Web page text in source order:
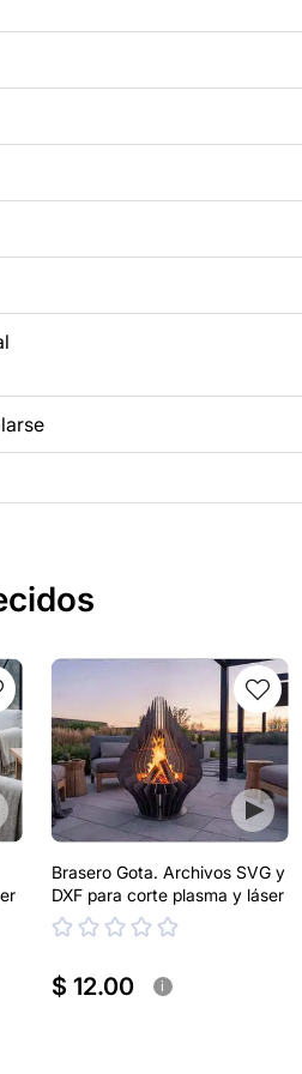
nosotros.
o necesitas ayuda, ponte en
siempre listos para ayudarte.
Brasero Gota. Archivos SVG y
DXF para corte plasma y láser
$ 12.00 i